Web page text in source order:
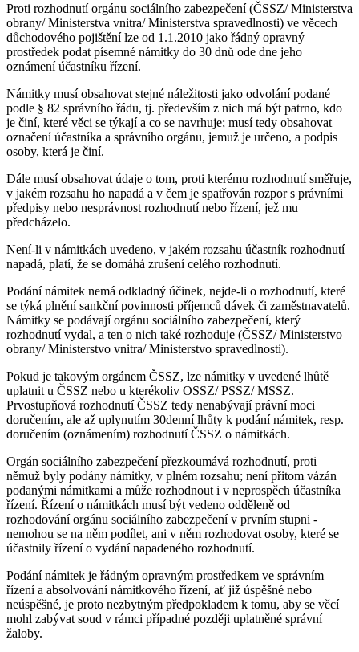
Proti rozhodnutí orgánu sociálního zabezpečení (ČSSZ/ Ministerstva
obrany/ Ministerstva vnitra/ Ministerstva spravedlnosti) ve věcech
důchodového pojištění lze od 1.1.2010 jako řádný opravný
prostředek podat písemné námitky do 30 dnů ode dne jeho
oznámení účastníku řízení.
Námitky musí obsahovat stejné náležitosti jako odvolání podané
podle § 82 správního řádu, tj. především z nich má být patrno, kdo
je činí, které věci se týkají a co se navrhuje; musí tedy obsahovat
označení účastníka a správního orgánu, jemuž je určeno, a podpis
osoby, která je činí.
Dále musí obsahovat údaje o tom, proti kterému rozhodnutí směřuje,
v jakém rozsahu ho napadá a v čem je spatřován rozpor s právními
předpisy nebo nesprávnost rozhodnutí nebo řízení, jež mu
předcházelo.
Není-li v námitkách uvedeno, v jakém rozsahu účastník rozhodnutí
napadá, platí, že se domáhá zrušení celého rozhodnutí.
Podání námitek nemá odkladný účinek, nejde-li o rozhodnutí, které
se týká plnění sankční povinnosti příjemců dávek či zaměstnavatelů.
Námitky se podávají orgánu sociálního zabezpečení, který
rozhodnutí vydal, a ten o nich také rozhoduje (ČSSZ/ Ministerstvo
obrany/ Ministerstvo vnitra/ Ministerstvo spravedlnosti).
Pokud je takovým orgánem ČSSZ, lze námitky v uvedené lhůtě
uplatnit u ČSSZ nebo u kterékoliv OSSZ/ PSSZ/ MSSZ.
Prvostupňová rozhodnutí ČSSZ tedy nenabývají právní moci
doručením, ale až uplynutím 30denní lhůty k podání námitek, resp.
doručením (oznámením) rozhodnutí ČSSZ o námitkách.
Orgán sociálního zabezpečení přezkoumává rozhodnutí, proti
němuž byly podány námitky, v plném rozsahu; není přitom vázán
podanými námitkami a může rozhodnout i v neprospěch účastníka
řízení. Řízení o námitkách musí být vedeno odděleně od
rozhodování orgánu sociálního zabezpečení v prvním stupni -
nemohou se na něm podílet, ani v něm rozhodovat osoby, které se
účastnily řízení o vydání napadeného rozhodnutí.
Podání námitek je řádným opravným prostředkem ve správním
řízení a absolvování námitkového řízení, ať již úspěšné nebo
neúspěšné, je proto nezbytným předpokladem k tomu, aby se věcí
mohl zabývat soud v rámci případné později uplatněné správní
žaloby.